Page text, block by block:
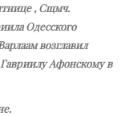
, Сщмч.
Одесского
возглавил
Афонскому в